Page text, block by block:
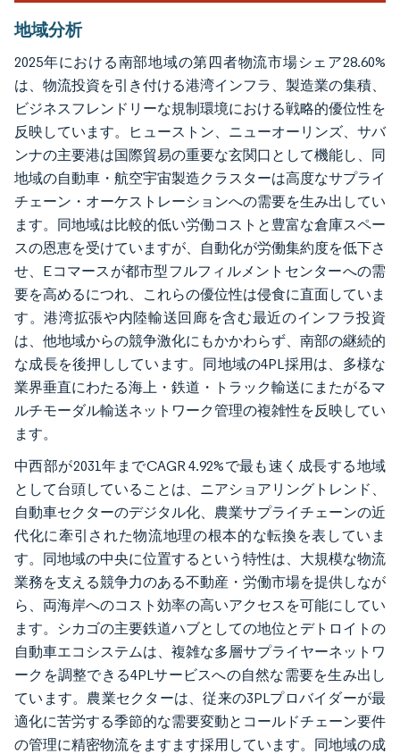
地域分析
2025年における南部地域の第四者物流市場シェア28.60%
は、物流投資を引き付ける港湾インフラ、製造業の集積、
ビジネスフレンドリーな規制環境における戦略的優位性を
反映しています。ヒューストン、ニューオーリンズ、サバ
ンナの主要港は国際貿易の重要な玄関口として機能し、同
地域の自動車・航空宇宙製造クラスターは高度なサプライ
チェーン・オーケストレーションへの需要を生み出してい
ます。同地域は比較的低い労働コストと豊富な倉庫スペー
スの恩恵を受けていますが、自動化が労働集約度を低下さ
せ、Eコマースが都市型フルフィルメントセンターへの需
要を高めるにつれ、これらの優位性は侵食に直面していま
す。港湾拡張や内陸輸送回廊を含む最近のインフラ投資
は、他地域からの競争激化にもかかわらず、南部の継続的
な成長を後押ししています。同地域の4PL採用は、多様な
業界垂直にわたる海上・鉄道・トラック輸送にまたがるマ
ルチモーダル輸送ネットワーク管理の複雑性を反映してい
ます。
中西部が2031年までCAGR 4.92%で最も速く成長する地域
として台頭していることは、ニアショアリングトレンド、
自動車セクターのデジタル化、農業サプライチェーンの近
代化に牽引された物流地理の根本的な転換を表していま
す。同地域の中央に位置するという特性は、大規模な物流
業務を支える競争力のある不動産・労働市場を提供しなが
ら、両海岸へのコスト効率の高いアクセスを可能にしてい
ます。シカゴの主要鉄道ハブとしての地位とデトロイトの
自動車エコシステムは、複雑な多層サプライヤーネットワ
ークを調整できる4PLサービスへの自然な需要を生み出し
ています。農業セクターは、従来の3PLプロバイダーが最
適化に苦労する季節的な需要変動とコールドチェーン要件
の管理に精密物流をますます採用しています。同地域の成